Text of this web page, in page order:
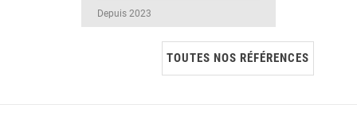
Depuis 2023
TOUTES NOS RÉFÉRENCES